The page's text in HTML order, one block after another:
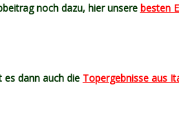
noch dazu, hier unsere besten
dann auch die Topergebnisse aus